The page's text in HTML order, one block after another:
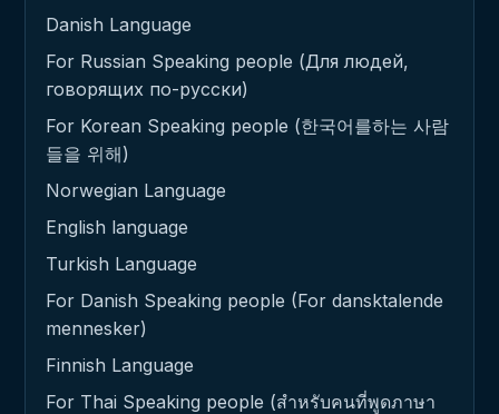
Danish Language
For Russian Speaking people (Для людей,
говорящих по-русски)
For Korean Speaking people (한국어를하는 사람
들을 위해)
Norwegian Language
English language
Turkish Language
For Danish Speaking people (For dansktalende
mennesker)
Finnish Language
For Thai Speaking people (สำหรับคนที่พูดภาษา